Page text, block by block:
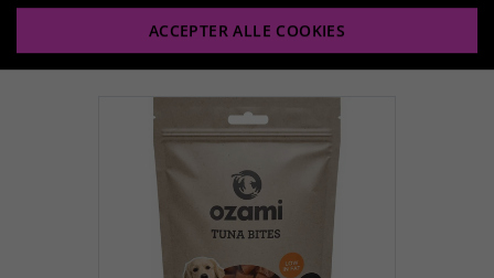
Vis produkt
ACCEPTER ALLE COOKIES